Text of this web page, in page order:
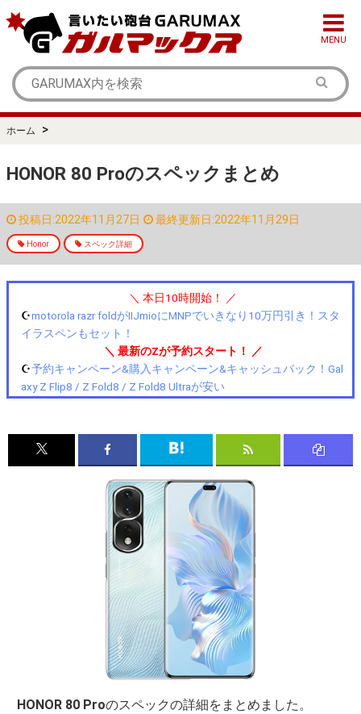
MENU
ホーム >
HONOR 80 Proのスペックまとめ
投稿日:2022年11月27日 最終更新日:2022年11月29日
Honor スペック詳細
＼ 本日10時開始！ ／
☪️motorola razr foldがIIJmioにMNPでいきなり10万円引き！スタ
イラスペンもセット！
＼ 最新のZが予約スタート！ ／
☪️予約キャンペーン&購入キャンペーン&キャッシュバック！Gal
axy Z Flip8 / Z Fold8 / Z Fold8 Ultraが安い
HONOR 80 Proのスペックの詳細をまとめました。